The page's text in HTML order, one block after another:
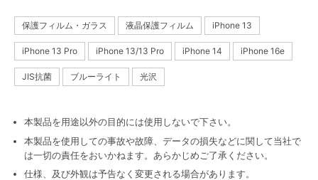
保護フィルム・ガラス 液晶保護フィルム iPhone 13
iPhone 13 Pro iPhone 13/13 Pro iPhone 14 iPhone 16e
JIS抗菌 ブルーライト 光沢
本製品を用途以外の目的には使用しないで下さい。
本製品を使用しての事故や故障、データの損失などに関して当社で
は一切の責任をおいかねます。あらかじめご了承ください。
仕様、及び外観は予告なく変更される場合があります。